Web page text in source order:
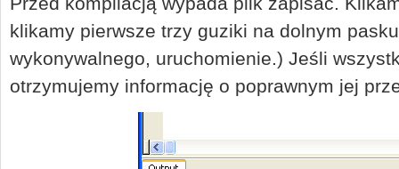
klikamy pierwsze trzy guziki na dolnym
wykonywalnego, uruchomienie.) Jeśli
otrzymujemy informację o poprawnym jej